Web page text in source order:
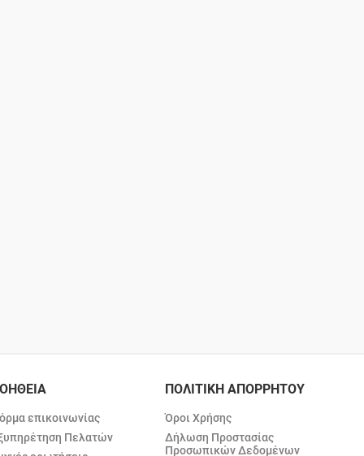
επικοινωνίας
Πελατών
ΠΟΛΙΤΙΚΗ ΑΠΟΡΡΗΤΟΥ
Όροι Χρήσης
Δήλωση Προστασίας
Προσωπικών Δεδομένων